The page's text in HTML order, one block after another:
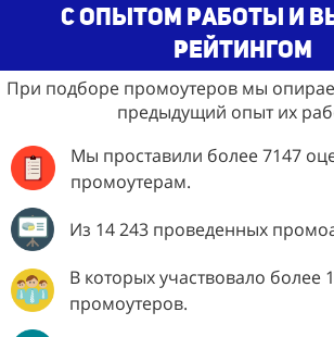
с опытом работы и
рейтингом
При подборе промоутеров мы
предыдущий опыт их
Мы проставили более 7147
промоутерам.
Из 14 243 проведенных
В которых участвовало более
промоутеров.